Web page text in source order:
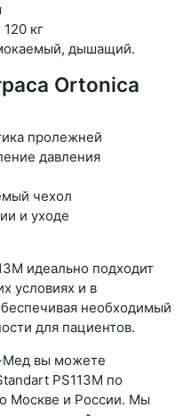
кг
дышащий.
Ortonica
пролежней
давления
чехол
и уходе
идеально подходит
условиях и в
необходимый
для пациентов.
Мед вы можете
PS113M по
Москве и России. Мы